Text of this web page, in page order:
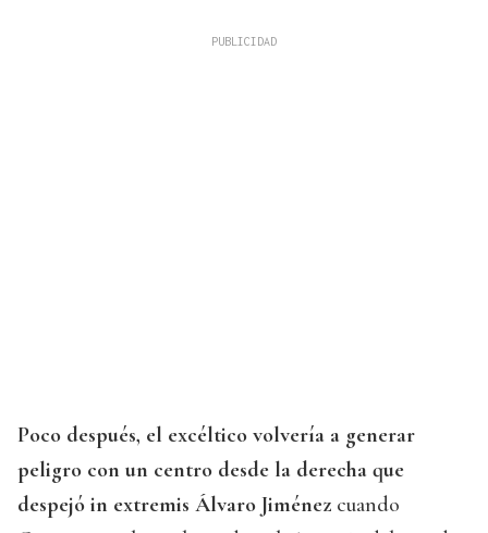
Poco después, el excéltico volvería a generar
peligro con un centro desde la derecha que
despejó in extremis Álvaro Jiménez cuando